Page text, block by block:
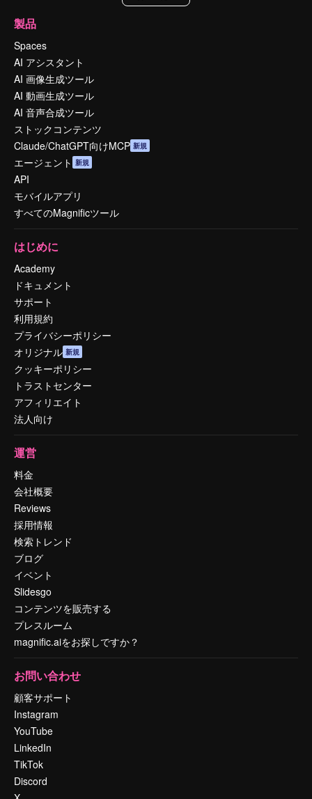
製品
Spaces
AI アシスタント
AI 画像生成ツール
AI 動画生成ツール
AI 音声合成ツール
ストックコンテンツ
Claude/ChatGPT向けMCP 新規
エージェント 新規
API
モバイルアプリ
すべてのMagnificツール
はじめに
Academy
ドキュメント
サポート
利用規約
プライバシーポリシー
オリジナル 新規
クッキーポリシー
トラストセンター
アフィリエイト
法人向け
運営
料金
会社概要
Reviews
採用情報
検索トレンド
ブログ
イベント
Slidesgo
コンテンツを販売する
プレスルーム
magnific.aiをお探しですか？
お問い合わせ
顧客サポート
Instagram
YouTube
LinkedIn
TikTok
Discord